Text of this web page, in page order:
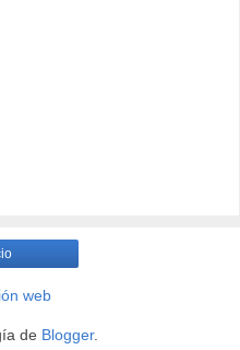
web
de Blogger.